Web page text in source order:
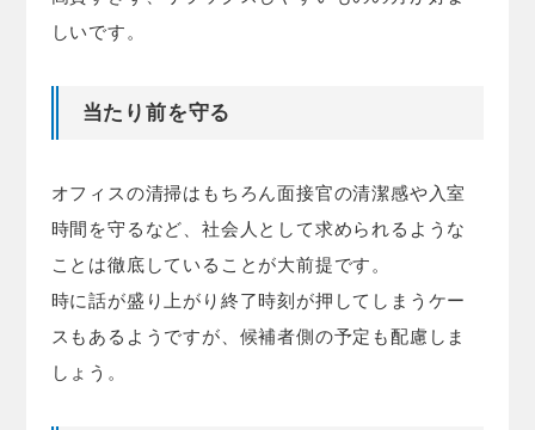
しいです。
当たり前を守る
オフィスの清掃はもちろん面接官の清潔感や入室
時間を守るなど、社会人として求められるような
ことは徹底していることが大前提です。
時に話が盛り上がり終了時刻が押してしまうケー
スもあるようですが、候補者側の予定も配慮しま
しょう。